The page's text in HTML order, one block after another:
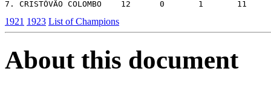
1921 1923 List of Champions
About this document